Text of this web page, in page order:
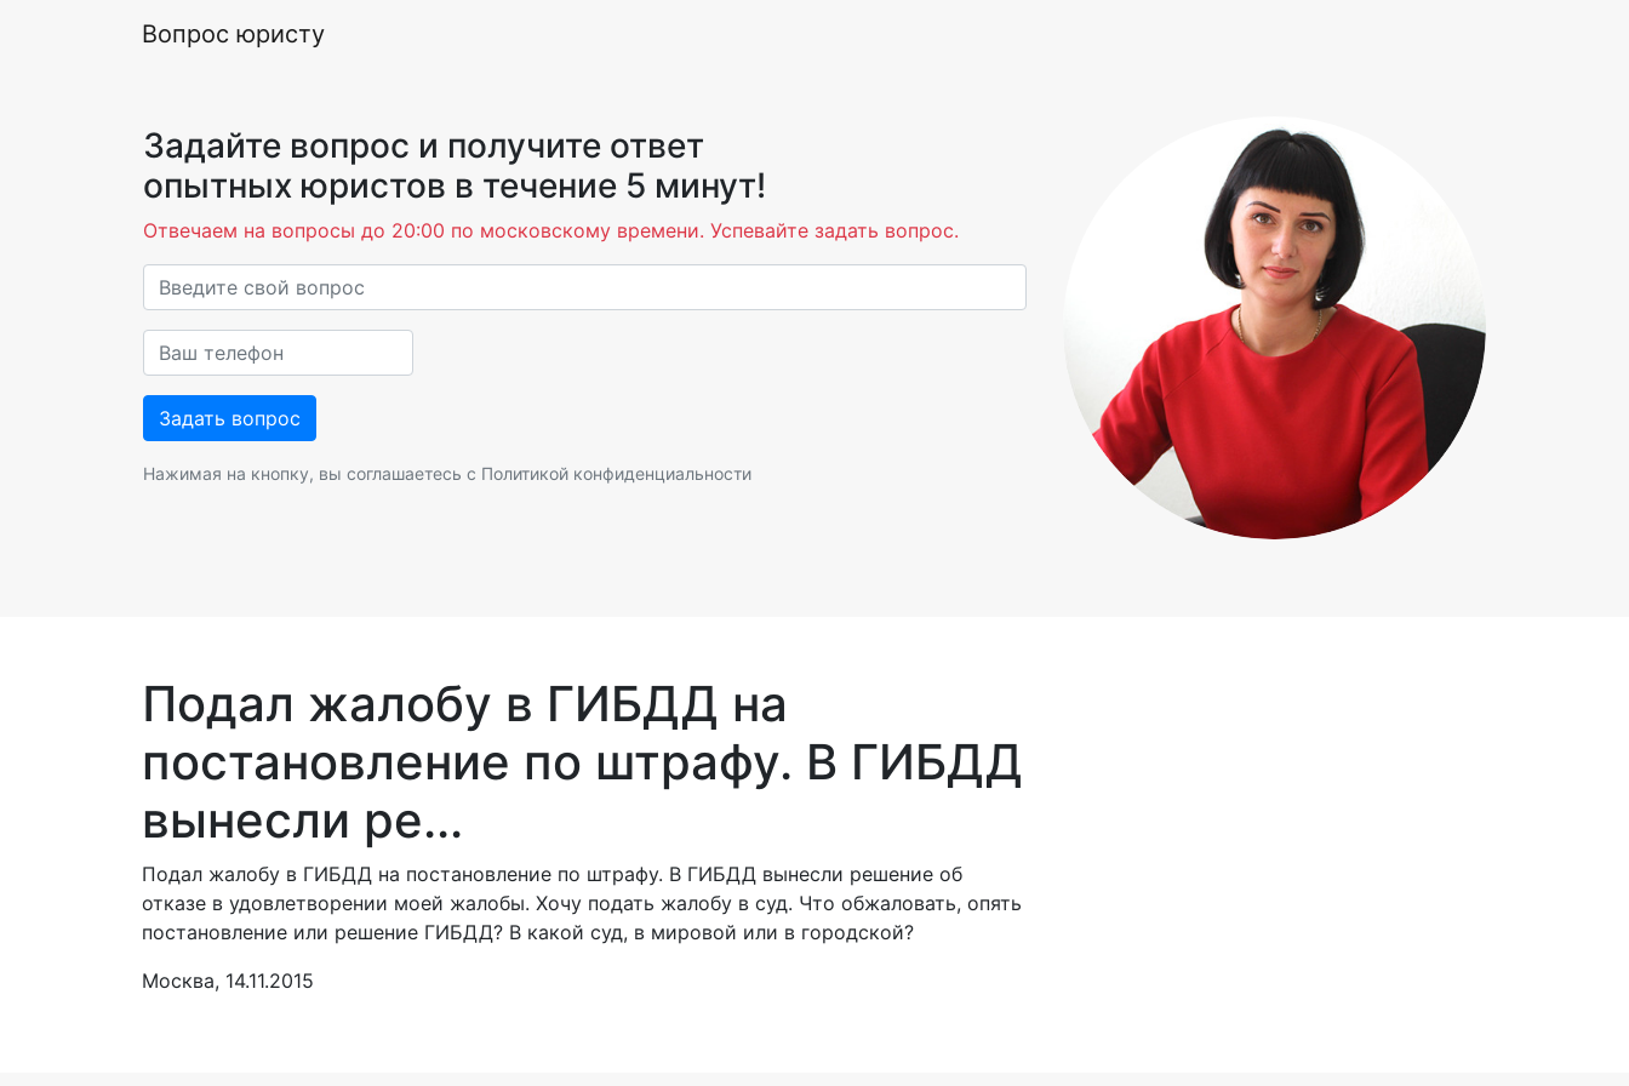
Вопрос юристу
Задайте вопрос и получите ответ
опытных юристов в течение 5 минут!
Отвечаем на вопросы до 20:00 по московскому времени. Успевайте задать вопрос.
Нажимая на кнопку, вы соглашаетесь с Политикой конфиденциальности
Подал жалобу в ГИБДД на
постановление по штрафу. В ГИБДД
вынесли ре...
Подал жалобу в ГИБДД на постановление по штрафу. В ГИБДД вынесли решение об
отказе в удовлетворении моей жалобы. Хочу подать жалобу в суд. Что обжаловать, опять
постановление или решение ГИБДД? В какой суд, в мировой или в городской?
Москва, 14.11.2015